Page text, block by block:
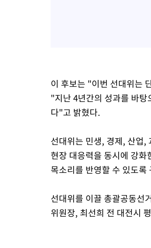
이 후보는 "이번 선대위는
"지난 4년간의 성과를 바
다"고 밝혔다.
선대위는 민생, 경제, 산업,
현장 대응력을 동시에 강
목소리를 반영할 수 있도록
선대위를 이끌 총괄공동선
위원장, 최선희 전 대전시